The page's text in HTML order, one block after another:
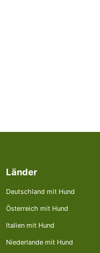
Länder
Deutschland mit Hund
Österreich mit Hund
Italien mit Hund
Niederlande mit Hund